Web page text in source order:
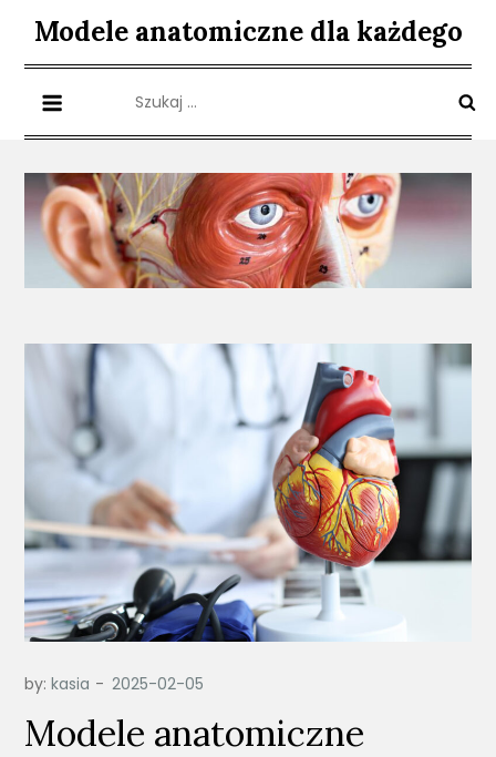
content
Modele anatomiczne dla każdego
by:kasia
Modele anatomiczne